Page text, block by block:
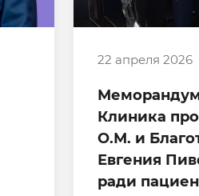
22 апреля 2026
Меморандум
Клиника
О.М. и
Евгения
ради